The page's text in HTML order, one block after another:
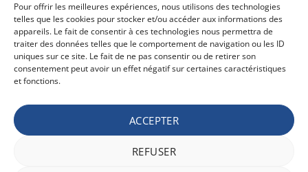
Pour offrir les meilleures expériences, nous utilisons des technologies
telles que les cookies pour stocker et/ou accéder aux informations des
appareils. Le fait de consentir à ces technologies nous permettra de
traiter des données telles que le comportement de navigation ou les ID
uniques sur ce site. Le fait de ne pas consentir ou de retirer son
consentement peut avoir un effet négatif sur certaines caractéristiques
et fonctions.
ACCEPTER
REFUSER
Barburys Bloc d'alun 75 gr
7,20€ TVAC
CONDITIONS GÉNÉRALE DE VENTE ET VIE PRIVÉE
Vie privée
Politique de confidentialité